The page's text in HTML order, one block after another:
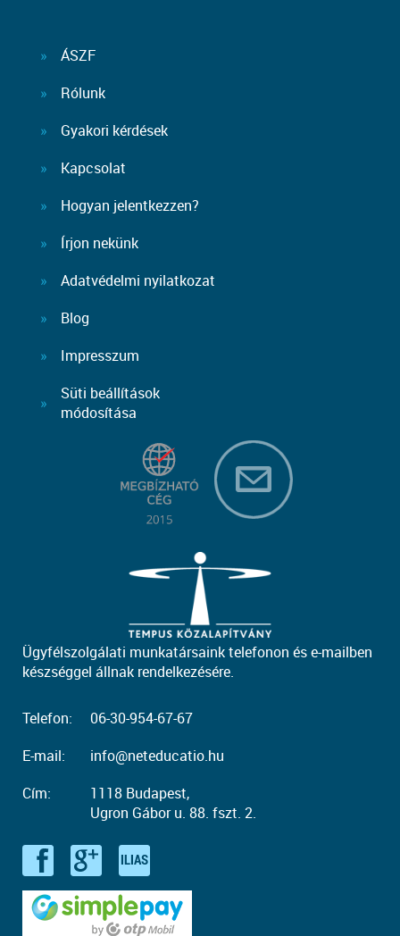
ÁSZF
Rólunk
Gyakori kérdések
Kapcsolat
Hogyan jelentkezzen?
Írjon nekünk
Adatvédelmi nyilatkozat
Blog
Impresszum
Süti beállítások
módosítása
Ügyfélszolgálati munkatársaink telefonon és e-mailben
készséggel állnak rendelkezésére.
Telefon:
06-30-954-67-67
E-mail:
info@neteducatio.hu
Cím:
1118 Budapest,
Ugron Gábor u. 88. fszt. 2.